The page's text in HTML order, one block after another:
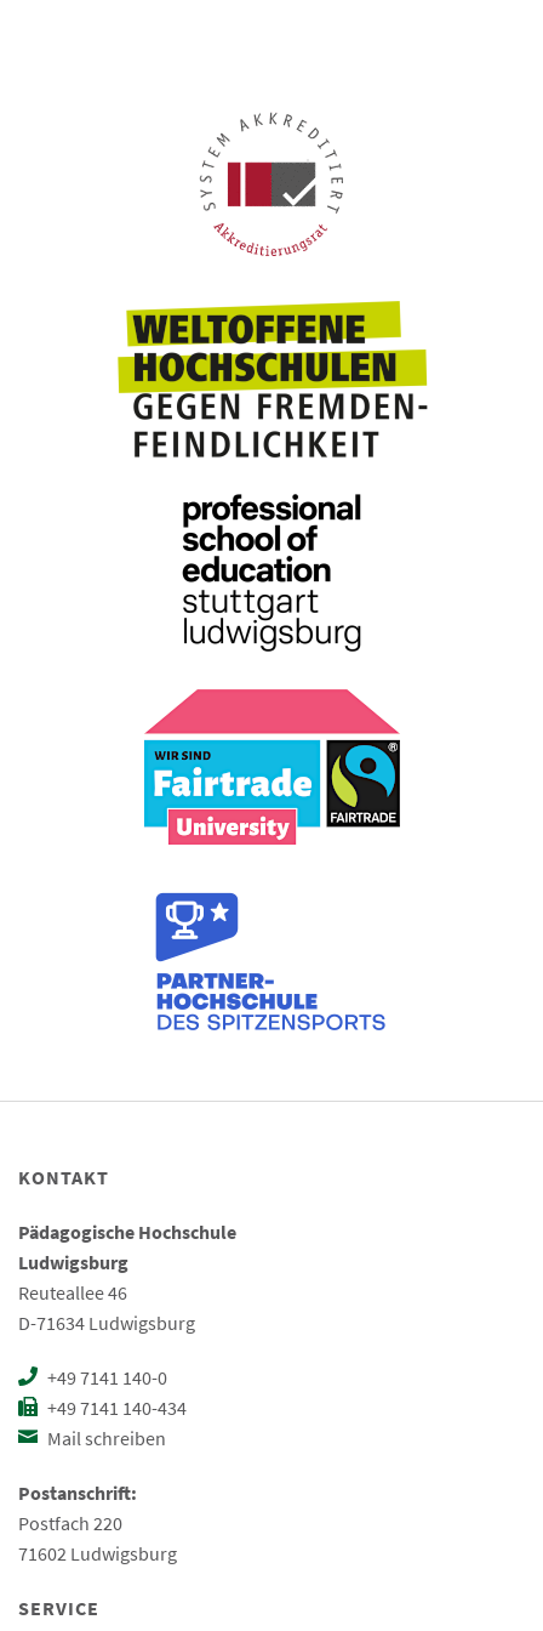
KONTAKT
Pädagogische Hochschule
Ludwigsburg
Reuteallee 46
D-71634 Ludwigsburg
+49 7141 140-0
+49 7141 140-434
Mail schreiben
Postanschrift:
Postfach 220
71602 Ludwigsburg
SERVICE